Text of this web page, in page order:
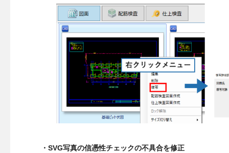
・SVG写真の信憑性チェックの不具合を修正